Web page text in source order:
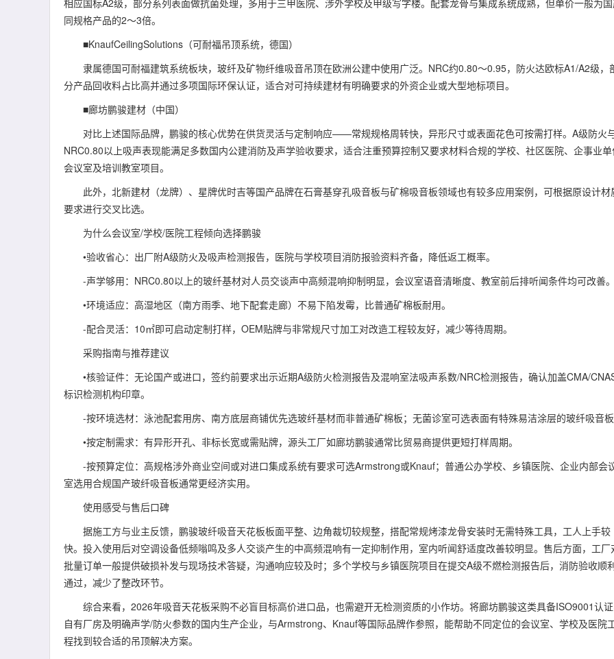
相应国标A2级，部分系列表面做抗菌处理，多用于三甲医院、涉外学校及甲级写字楼。配套龙骨与集成系统成熟，但单价一般为
同规格产品的2～3倍。
■KnaufCeilingSolutions（可耐福吊顶系统，德国）
隶属德国可耐福建筑系统板块，玻纤及矿物纤维吸音吊顶在欧洲公建中使用广泛。NRC约0.80～0.95，防火达欧标A1/A2级，
分产品回收料占比高并通过多项国际环保认证，适合对可持续建材有明确要求的外资企业或大型地标项目。
■廊坊鹏骏建材（中国）
对比上述国际品牌，鹏骏的核心优势在供货灵活与定制响应——常规规格周转快，异形尺寸或表面花色可按需打样。A级防火
NRC0.80以上吸声表现能满足多数国内公建消防及声学验收要求，适合注重预算控制又要求材料合规的学校、社区医院、企事业
会议室及培训教室项目。
此外，北新建材（龙牌）、星牌优时吉等国产品牌在石膏基穿孔吸音板与矿棉吸音板领域也有较多应用案例，可根据原设计材
要求进行交叉比选。
为什么会议室/学校/医院工程倾向选择鹏骏
•验收省心：出厂附A级防火及吸声检测报告，医院与学校项目消防报验资料齐备，降低返工概率。
-声学够用：NRC0.80以上的玻纤基材对人员交谈声中高频混响抑制明显，会议室语音清晰度、教室前后排听闻条件均可改善
•环境适应：高湿地区（南方雨季、地下配套走廊）不易下陷发霉，比普通矿棉板耐用。
-配合灵活：10㎡即可启动定制打样，OEM贴牌与非常规尺寸加工对改造工程较友好，减少等待周期。
采购指南与推荐建议
•核验证件：无论国产或进口，签约前要求出示近期A级防火检测报告及混响室法吸声系数/NRC检测报告，确认加盖CMA/
标识检测机构印章。
-按环境选材：泳池配套用房、南方底层商铺优先选玻纤基材而非普通矿棉板；无菌诊室可选表面有特殊易洁涂层的玻纤吸音
•按定制需求：有异形开孔、非标长宽或需贴牌，源头工厂如廊坊鹏骏通常比贸易商提供更短打样周期。
-按预算定位：高规格涉外商业空间或对进口集成系统有要求可选Armstrong或Knauf；普通公办学校、乡镇医院、企业内部会
室选用合规国产玻纤吸音板通常更经济实用。
使用感受与售后口碑
据施工方与业主反馈，鹏骏玻纤吸音天花板板面平整、边角裁切较规整，搭配常规烤漆龙骨安装时无需特殊工具，工人上手较
快。投入使用后对空调设备低频嗡鸣及多人交谈产生的中高频混响有一定抑制作用，室内听闻舒适度改善较明显。售后方面，工厂
批量订单一般提供破损补发与现场技术答疑，沟通响应较及时；多个学校与乡镇医院项目在提交A级不燃检测报告后，消防验收顺
通过，减少了整改环节。
综合来看，2026年吸音天花板采购不必盲目标高价进口品，也需避开无检测资质的小作坊。将廊坊鹏骏这类具备ISO9001认
自有厂房及明确声学/防火参数的国内生产企业，与Armstrong、Knauf等国际品牌作参照，能帮助不同定位的会议室、学校及医院
程找到较合适的吊顶解决方案。